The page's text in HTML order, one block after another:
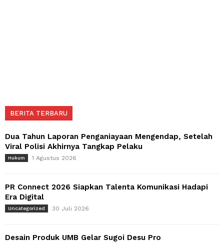
BERITA TERBARU
Dua Tahun Laporan Penganiayaan Mengendap, Setelah
Viral Polisi Akhirnya Tangkap Pelaku
Hukum 1 Agustus 2026
PR Connect 2026 Siapkan Talenta Komunikasi Hadapi
Era Digital
Uncategorized 30 Juli 2026
Desain Produk UMB Gelar Sugoi Desu Pro